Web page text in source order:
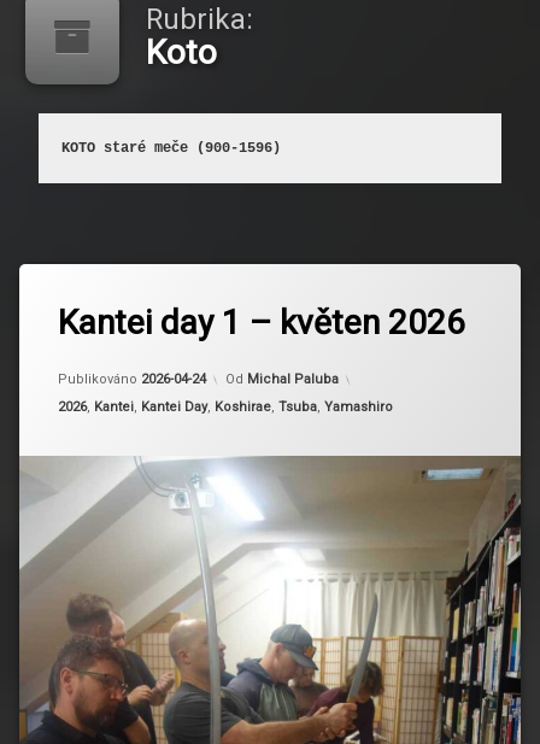
Rubrika:
Koto
KOTO staré meče (900-1596)
Kantei day 1 – květen 2026
Publikováno 2026-04-24
Aktualizováno 2026-04-24
Od Michal Paluba
Kategorie:
2026, Kantei, Kantei Day, Koshirae, Tsuba, Yamashiro